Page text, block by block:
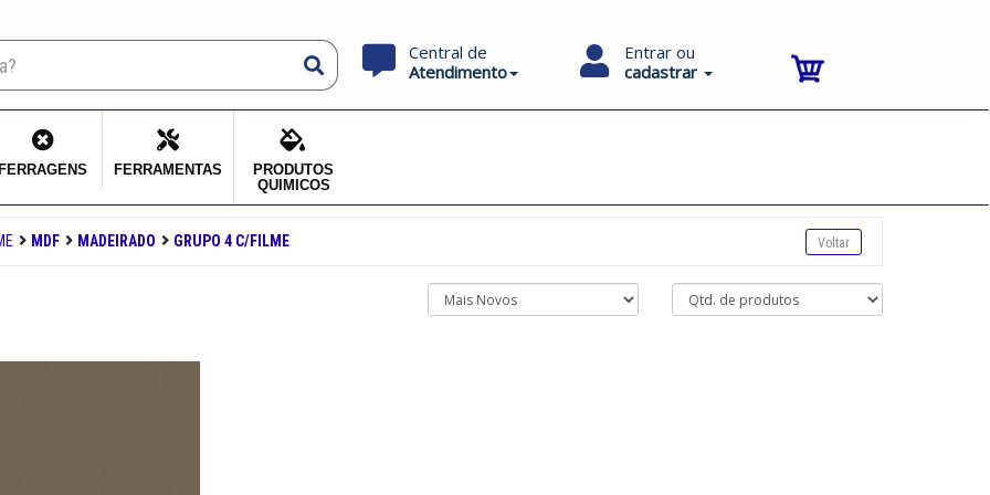
Central de
Atendimento
Entrar ou
cadastrar
FERRAGENS FERRAMENTAS
PRODUTOS
QUIMICOS
MDF MADEIRADO GRUPO 4 C/FILME